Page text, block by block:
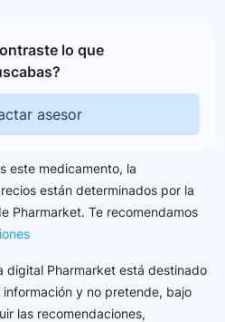
lo que
asesor
este medicamento, la
están determinados por la
Pharmarket. Te recomendamos
digital Pharmarket está destinado
y no pretende, bajo
las recomendaciones,